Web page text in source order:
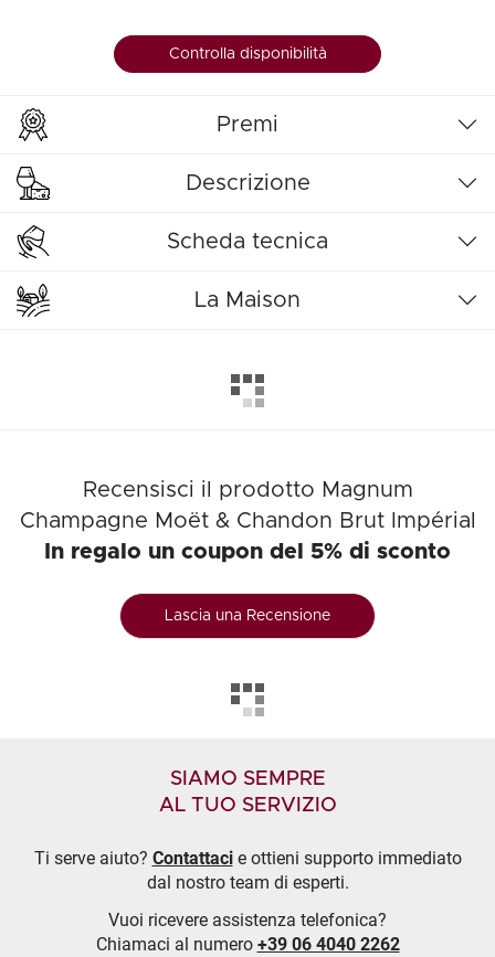
Controlla disponibilità
Premi
Descrizione
Scheda tecnica
La Maison
Recensisci il prodotto Magnum
Champagne Moët & Chandon Brut Impérial
In regalo un coupon del 5% di sconto
Lascia una Recensione
SIAMO SEMPRE
AL TUO SERVIZIO
Ti serve aiuto? Contattacie ottieni supporto immediato
dal nostro team di esperti.
Vuoi ricevere assistenza telefonica?
Chiamaci al numero +39 06 4040 2262